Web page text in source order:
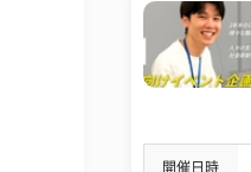
開催日時